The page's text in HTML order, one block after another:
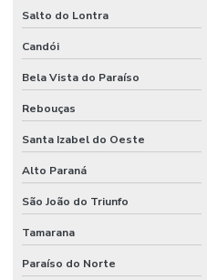
Salto do Lontra
Candói
Bela Vista do Paraíso
Rebouças
Santa Izabel do Oeste
Alto Paraná
São João do Triunfo
Tamarana
Paraíso do Norte